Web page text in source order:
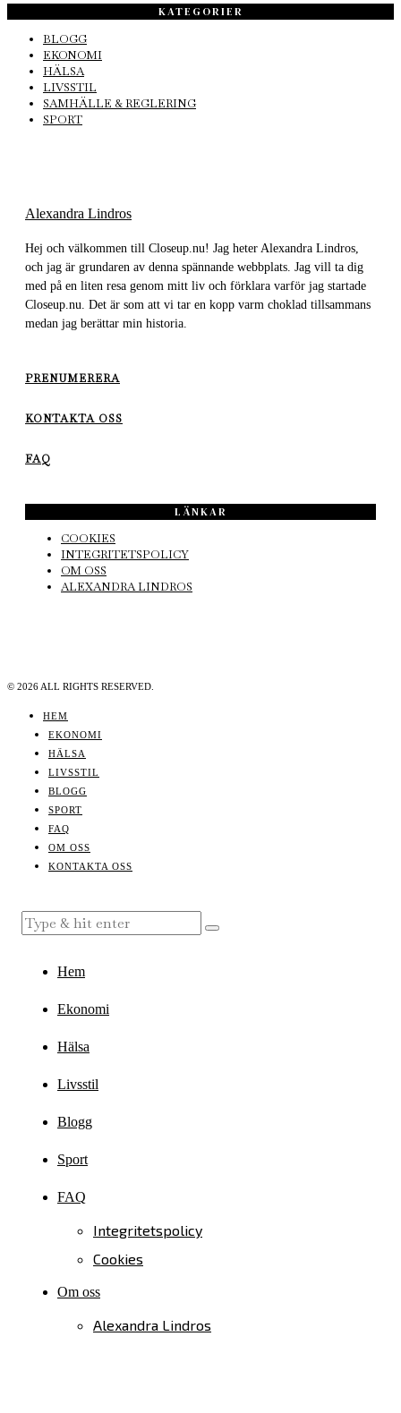
KATEGORIER
BLOGG
EKONOMI
HÄLSA
LIVSSTIL
SAMHÄLLE & REGLERING
SPORT
Alexandra Lindros
Hej och välkommen till Closeup.nu! Jag heter Alexandra Lindros,
och jag är grundaren av denna spännande webbplats. Jag vill ta dig
med på en liten resa genom mitt liv och förklara varför jag startade
Closeup.nu. Det är som att vi tar en kopp varm choklad tillsammans
medan jag berättar min historia.
PRENUMERERA
KONTAKTA OSS
FAQ
LÄNKAR
COOKIES
INTEGRITETSPOLICY
OM OSS
ALEXANDRA LINDROS
© 2026 ALL RIGHTS RESERVED.
HEM
EKONOMI
HÄLSA
LIVSSTIL
BLOGG
SPORT
FAQ
OM OSS
KONTAKTA OSS
Hem
Ekonomi
Hälsa
Livsstil
Blogg
Sport
FAQ
Integritetspolicy
Cookies
Om oss
Alexandra Lindros